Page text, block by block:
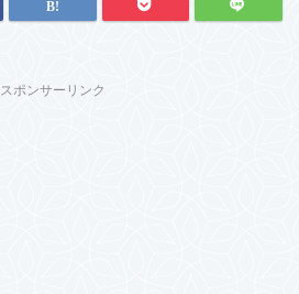
スポンサーリンク